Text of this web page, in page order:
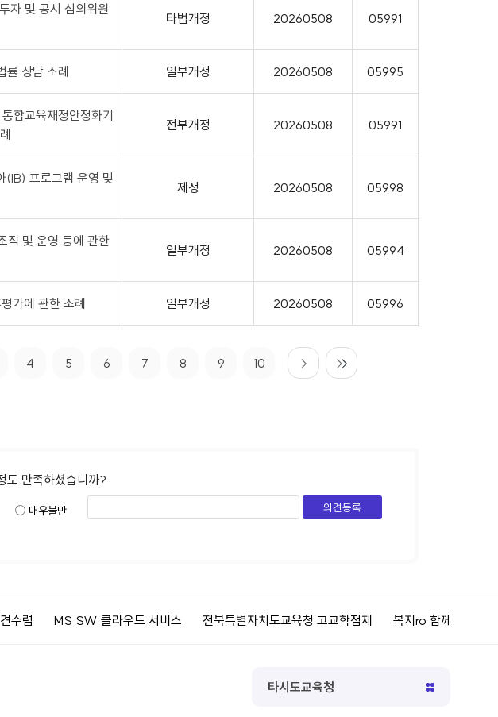
자 및 공시 심의위원
타법개정 20260508 05991
률 상담 조례 일부개정 20260508 05995
합교육재정안정화기
전부개정 20260508 05991
(IB) 프로그램 운영 및
제정 20260508 05998
직 및 운영 등에 관한
일부개정 20260508 05994
가에 관한 조례 일부개정 20260508 05996
4 5 6 7 8 9 10
도 만족하셨습니까?
매우불만
클라우드 서비스 전북특별자치도교육청 고교학점제 복지ro 함께만드는복지 공공재정환
타시도교육청